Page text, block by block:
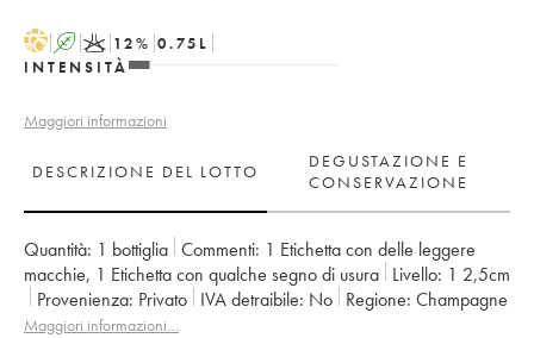
H A K 12% 0.75 L
INTENSITÀ
Maggiori informazioni
DESCRIZIONE DEL LOTTO
DEGUSTAZIONE E
CONSERVAZIONE
Quantità: 1 bottiglia Commenti: 1 Etichetta con delle leggere
macchie, 1 Etichetta con qualche segno di usura Livello: 1 2,5cm
Provenienza:
privato IVA detraibile: no Regione:
Champagne
Denominazione:
Champagne
Maggiori informazioni…